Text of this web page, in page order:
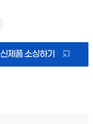
신제품 소싱하기